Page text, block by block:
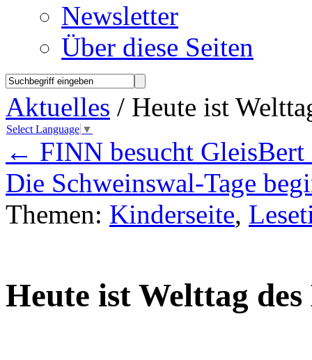
Newsletter
Über diese Seiten
Aktuelles / Heute ist
Select Language ▼
← FINN besucht
Die Schweinswal-Tage
Themen: Kinderseite,
Heute ist Welttag des